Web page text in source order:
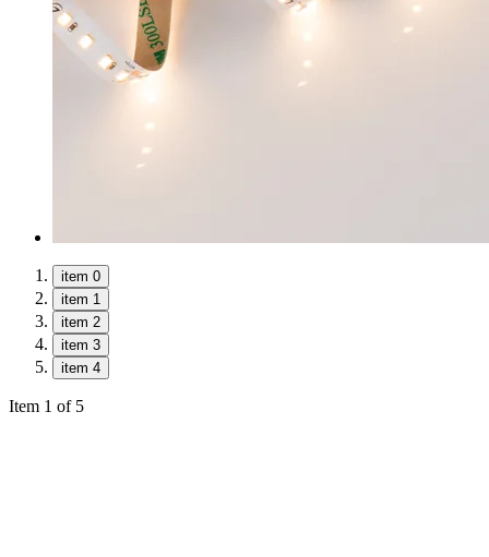
item 0
item 1
item 2
item 3
item 4
Item 1 of 5